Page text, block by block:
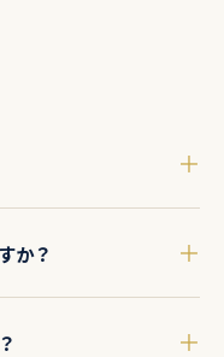
ン取得費・サーバー代も
か？
細は契約書にてご確認く